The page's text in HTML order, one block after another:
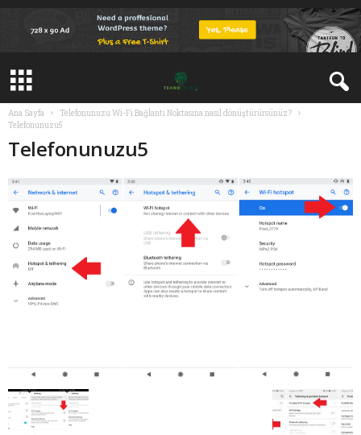
Ana Sayfa
Telefonunuzu Wi-Fi Bağlantı Noktasına nasıl dönüştürürsünüz?
Telefonunuzu5
Telefonunuzu5